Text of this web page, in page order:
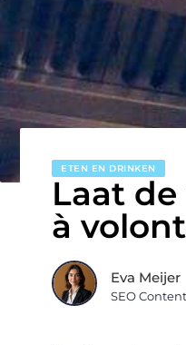
ETEN EN DRINKEN
Laat
à
Eva Meijer
SEO